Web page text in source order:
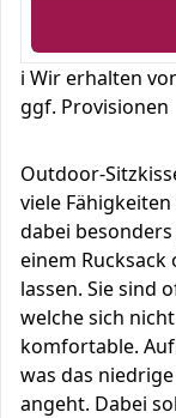
ℹ️ Wir erhalten
ggf. Provisionen
Outdoor-
viele
dabei
einem Rucksack
lassen. Sie sind
welche sich
komfortable.
was das
angeht. Dabei